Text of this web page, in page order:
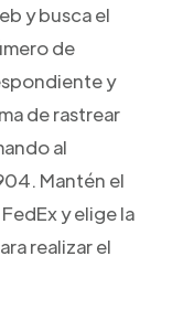
y busca el
de
y
de rastrear
al
Mantén el
y elige la
realizar el